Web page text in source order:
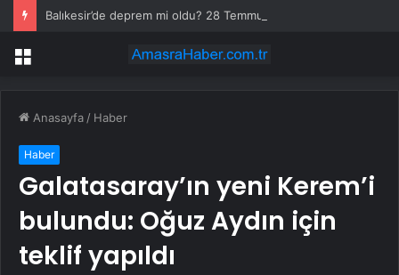
Menü
Anasayfa / Haber
Haber
Galatasaray’ın yeni Kerem’i
bulundu: Oğuz Aydın için
teklif yapıldı